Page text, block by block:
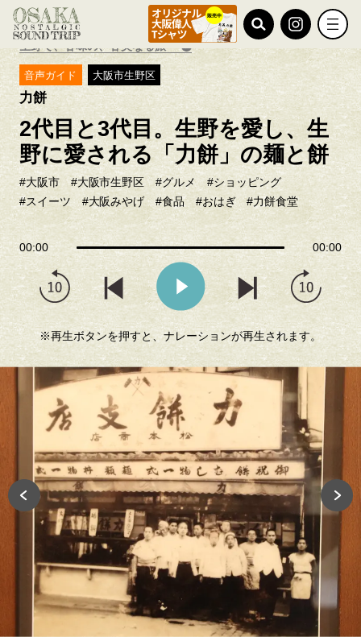
TOP おすすめ特集
生野で、甘味の、甘美なる旅
音声ガイド 大阪市生野区
力餅
2代目と3代目。生野を愛し、生
野に愛される「力餅」の麺と餅
#大阪市 #大阪市生野区 #グルメ
#ショッピング
#スイーツ
#大阪みやげ #食品 #おはぎ #力餅食堂
00:00 00:00
※再生ボタンを押すと、ナレーションが再生されます。